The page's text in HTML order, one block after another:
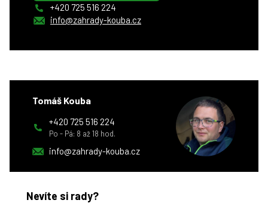
+420 725 516 224
info@zahrady-kouba.cz
Tomáš Kouba
+420 725 516 224
Po - Pá: 8 až 18 hod.
info@zahrady-kouba.cz
Nevíte si rady?